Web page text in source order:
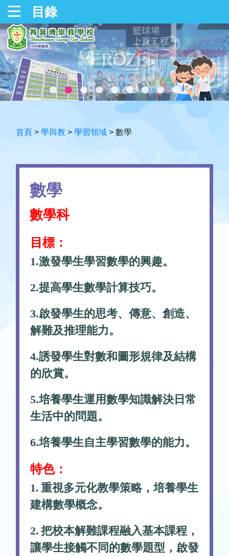
目錄
首頁 > 學與教 > 學習領域 > 數學
數學
數學科
目標：
1.激發學生學習數學的興趣。
2.提高學生數學計算技巧。
3.啟發學生的思考、傳意、創造、
解難及推理能力。
4.誘發學生對數和圖形規律及結構
的欣賞。
5.培養學生運用數學知識解決日常
生活中的問題。
6.培養學生自主學習數學的能力。
特色：
1. 重視多元化教學策略，培養學生
建構數學概念。
2. 把校本解難課程融入基本課程，
讓學生接觸不同的數學題型，啟發